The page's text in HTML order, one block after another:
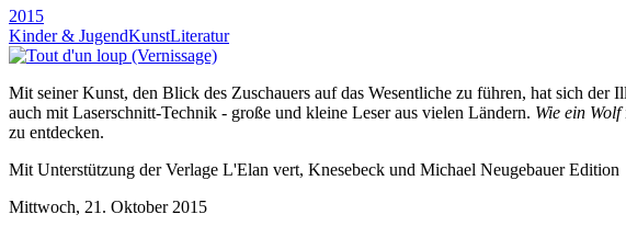
2015
Kinder & JugendKunstLiteratur
Mit seiner Kunst, den Blick des Zuschauers auf das Wesentliche zu führen, hat sich
auch mit Laserschnitt-Technik - große und kleine Leser aus vielen Ländern. Wie ein Wolf
zu entdecken.
Mit Unterstützung der Verlage L'Elan vert, Knesebeck und Michael Neugebauer Edition
Mittwoch, 21. Oktober 2015